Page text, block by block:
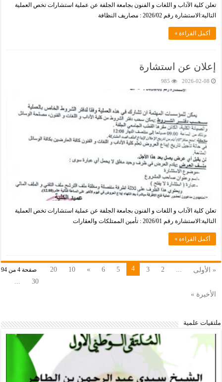
تعلن كلية الآداب و اللغات و الفنون بجامعة الجلفة عن عملية استشارات تخص العملية
التالية:الاستشارة رقم 2026/02 : مصاريف النظافة
أكمل القراءة »
إعلان عن استشارة
2026-02-08
985
تعلن كلية الآداب و اللغات و الفنون بجامعة الجلفة عن عملية استشارات تخص العملية
التالية:الاستشارة رقم 2026/01 : تأمين الممتلكات والعقارات
أكمل القراءة »
صفحة 4 من 94 « الأولى ...
2
3
4
5
6
»
10
20
30
...
الأخيرة »
ملتقيات علمية